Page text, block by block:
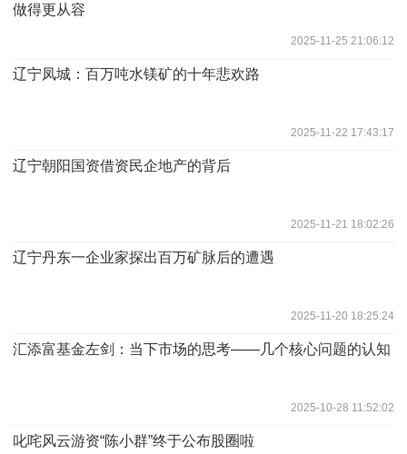
做得更从容
2025-11-25 21:06:12
辽宁凤城：百万吨水镁矿的十年悲欢路
2025-11-22 17:43:17
辽宁朝阳国资借资民企地产的背后
2025-11-21 18:02:26
辽宁丹东一企业家探出百万矿脉后的遭遇
2025-11-20 18:25:24
汇添富基金左剑：当下市场的思考——几个核心问题的认知
2025-10-28 11:52:02
叱咤风云游资“陈小群”终于公布股圈啦